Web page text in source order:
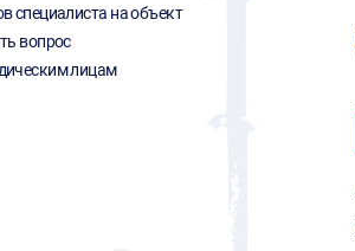
специалиста на объект
вопрос
лицам